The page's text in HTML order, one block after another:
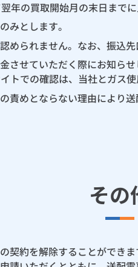
年の買取開始月の末日までに
みとします。
られません。なお、振込先
させていただく際にお知ら
での確認は、当社とガス
責めとならない理由により
その
契約を解除することができ